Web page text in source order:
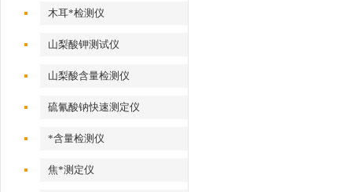
木耳*检测仪
山梨酸钾测试仪
山梨酸含量检测仪
硫氰酸钠快速测定仪
*含量检测仪
焦*测定仪